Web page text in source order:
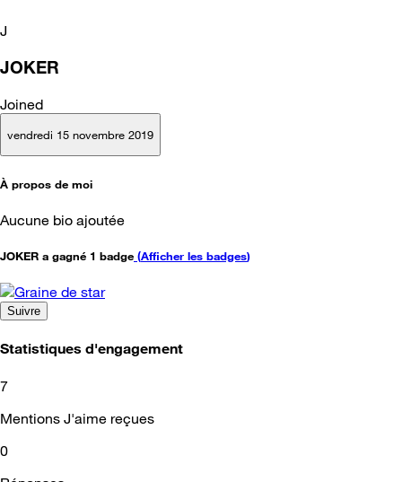
J
JOKER
Joined
vendredi 15 novembre 2019
À propos de moi
Aucune bio ajoutée
JOKER a gagné 1 badge (Afficher les badges)
Suivre
Statistiques d'engagement
7
Mentions J'aime reçues
0